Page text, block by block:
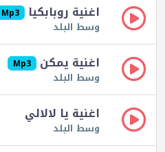
اغنية روبابكيا Mp3
وسط البلد
اغنية يمكن Mp3
وسط البلد
اغنية يا لالالي
وسط البلد